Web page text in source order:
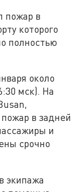
пожар в
которого
полностью
около
мск). На
в задней
и
срочно
экипажа